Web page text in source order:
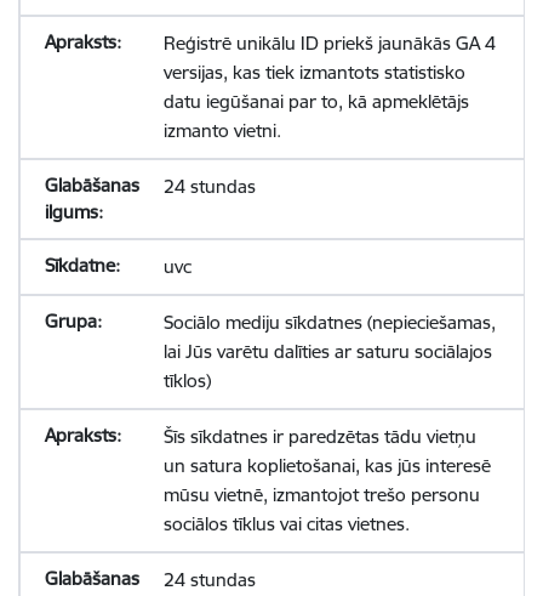
Reģistrē unikālu ID priekš jaunākās GA 4
versijas, kas tiek izmantots statistisko
datu iegūšanai par to, kā apmeklētājs
izmanto vietni.
24 stundas
uvc
Sociālo mediju sīkdatnes (nepieciešamas,
lai Jūs varētu dalīties ar saturu sociālajos
tīklos)
Šīs sīkdatnes ir paredzētas tādu vietņu
un satura koplietošanai, kas jūs interesē
mūsu vietnē, izmantojot trešo personu
sociālos tīklus vai citas vietnes.
24 stundas